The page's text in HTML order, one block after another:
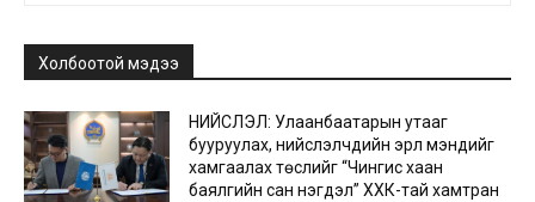
Холбоотой мэдээ
НИЙСЛЭЛ: Улаанбаатарын утааг
бууруулах, нийслэлчүүдийн эрүүл мэндийг
хамгаалах төслийг “Чингис хаан
баялгийн сан нэгдэл” ХХК-тай хамтран